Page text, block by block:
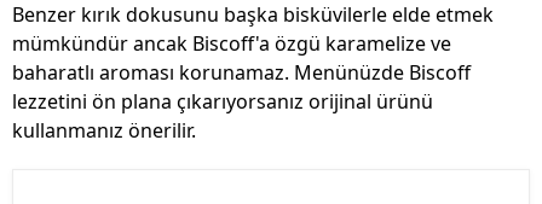
Benzer kırık dokusunu başka bisküvilerle elde etmek
mümkündür ancak Biscoff'a özgü karamelize ve
baharatlı aroması korunamaz. Menünüzde Biscoff
lezzetini ön plana çıkarıyorsanız orijinal ürünü
kullanmanız önerilir.